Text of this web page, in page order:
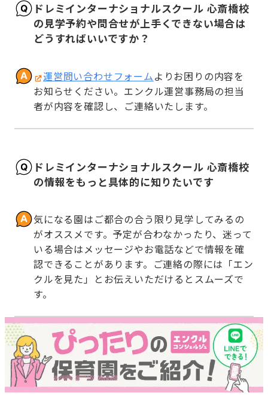
ドレミインターナショナルスクール 心斎橋校
の見学予約や問合せが上手くできない場合は
どうすればいいですか？
運営問い合わせフォームよりお困りの内容を
お知らせください。エンクル運営事務局の担当
者が内容を確認し、ご連絡いたします。
ドレミインターナショナルスクール 心斎橋校
の情報をもっと具体的に知りたいです
気になる園はご都合の合う限り見学してみるの
がオススメです。予定が合わなかったり、迷って
いる場合はメッセージやお電話などで情報を確
認できることがあります。ご連絡の際には「エン
クルを見た」とお伝えいただけるとスムーズで
す。